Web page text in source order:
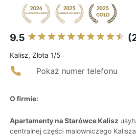
9.5
Kalisz, Złota 1/5
Pokaż numer telefonu
O firmie:
Apartamenty na Starówce Kalisz
centralnej części malowniczego